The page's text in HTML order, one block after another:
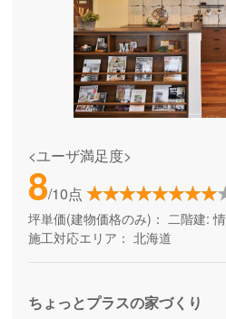
<ユーザ満足度>
8/10点
坪単価(建物価格のみ)： 二階建:
施工対応エリア： 北海道
ちょっとプラスの家づくり